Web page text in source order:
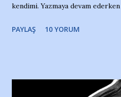
kendimi. Yazmaya devam
Yazımı, ağlayarak bitirebildim
Nesrin’in Hikayesi’ne
PAYLAŞ 10 YORUM